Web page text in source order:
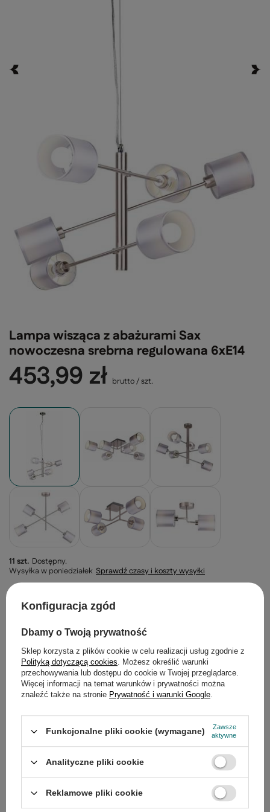
Lampa wisząca z abażurami Sax
nowoczesna srebrna regulowana 6xE14
11 szt. Dostępny
Wysyłka w poniedziałek Sprawdź czasy i koszty wysyłki
453,99 zł brutto/szt.
- +
DODAJ DO KOSZYKA
30dni na łatwy zwrot
Bezpieczne zakupy
Opis
Konfiguracja zgód
Dbamy o Twoją prywatność
Sklep korzysta z plików cookie w celu realizacji usług zgodnie z
Polityką dotyczącą cookies. Możesz określić warunki
przechowywania lub dostępu do cookie w Twojej przeglądarce.
Więcej informacji na temat warunków i prywatności można
znaleźć także na stronie Prywatność i warunki Google.
Funkcjonalne pliki cookie (wymagane)
Zawsze
aktywne
Analityczne pliki cookie
Reklamowe pliki cookie